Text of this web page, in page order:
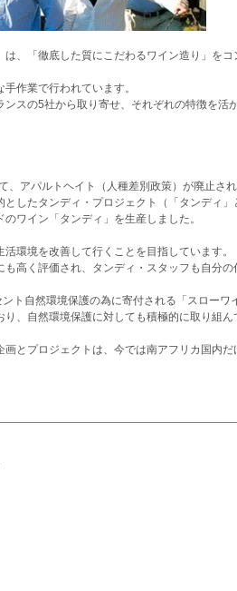
、「徹底した質にこだわるワイン造り」をコ
作業で行われています。
スの5社から取り寄せ、それぞれの特徴を活
、アパルトヘイト（人種差別政策）が廃止さ
したタンディ・プロジェクト（「タンディ
ワイン「タンディ」を生産しました。
環境を改善して行くことを目指しています。
高く評価され、タンディ・スタッフも自分の
ト自然環境保護の為に寄付される「スローワ
、自然環境保護に対しても積極的に取り組ん
とプロジェクトは、今では南アフリカ国内だ